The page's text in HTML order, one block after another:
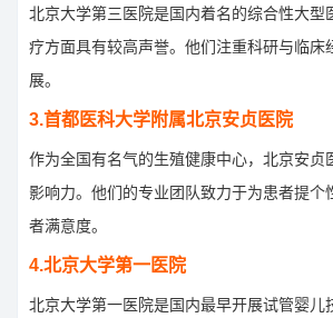
北京大学第三医院是国内着名的综合性大
疗方面具有较高声誉。他们注重科研与临
展。
3.首都医科大学附属北京安贞医院
作为全国有名气的生殖健康中心，北京安
影响力。他们的专业团队致力于为患者提
者满意度。
4.北京大学第一医院
北京大学第一医院是国内最早开展试管婴